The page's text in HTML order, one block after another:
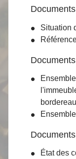
Situation
État des